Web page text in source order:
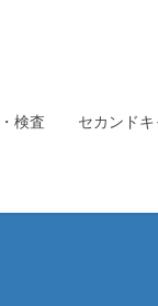
検査 セカンド